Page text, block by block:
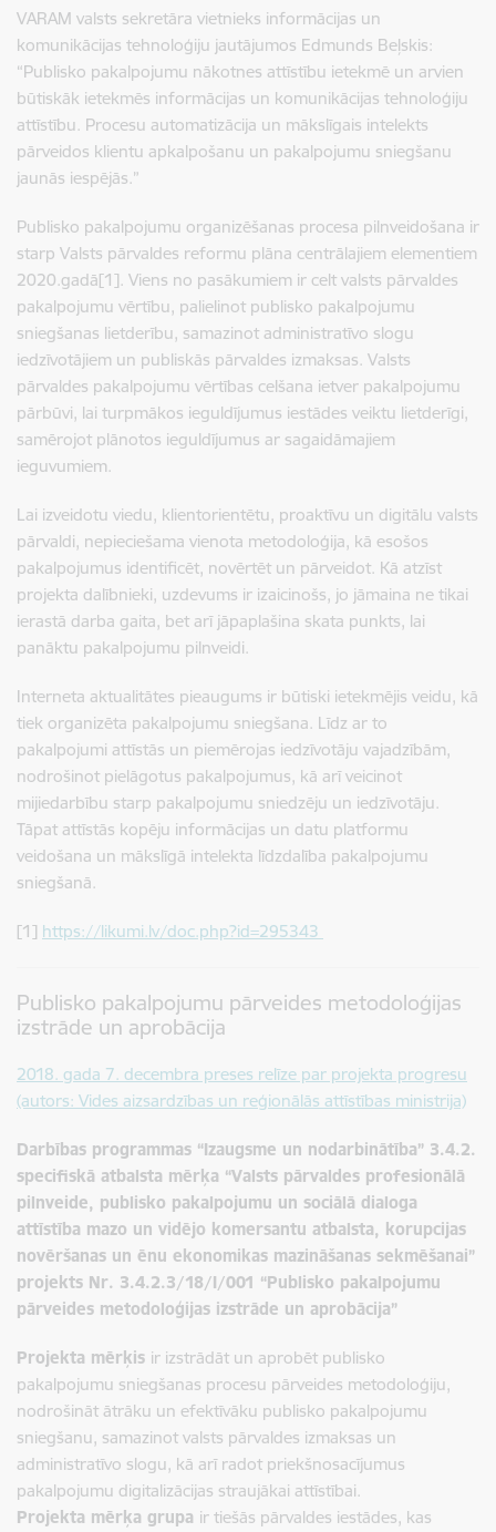
VARAM valsts sekretāra vietnieks informācijas un
komunikācijas tehnoloģiju jautājumos Edmunds Beļskis:
“Publisko pakalpojumu nākotnes attīstību ietekmē un arvien
būtiskāk ietekmēs informācijas un komunikācijas tehnoloģiju
attīstību. Procesu automatizācija un mākslīgais intelekts
pārveidos klientu apkalpošanu un pakalpojumu sniegšanu
jaunās iespējās.”
Publisko pakalpojumu organizēšanas procesa pilnveidošana ir
starp Valsts pārvaldes reformu plāna centrālajiem elementiem
2020.gadā[1]. Viens no pasākumiem ir celt valsts pārvaldes
pakalpojumu vērtību, palielinot publisko pakalpojumu
sniegšanas lietderību, samazinot administratīvo slogu
iedzīvotājiem un publiskās pārvaldes izmaksas. Valsts
pārvaldes pakalpojumu vērtības celšana ietver pakalpojumu
pārbūvi, lai turpmākos ieguldījumus iestādes veiktu lietderīgi,
samērojot plānotos ieguldījumus ar sagaidāmajiem
ieguvumiem.
Lai izveidotu viedu, klientorientētu, proaktīvu un digitālu valsts
pārvaldi, nepieciešama vienota metodoloģija, kā esošos
pakalpojumus identificēt, novērtēt un pārveidot. Kā atzīst
projekta dalībnieki, uzdevums ir izaicinošs, jo jāmaina ne tikai
ierastā darba gaita, bet arī jāpaplašina skata punkts, lai
panāktu pakalpojumu pilnveidi.
Interneta aktualitātes pieaugums ir būtiski ietekmējis veidu, kā
tiek organizēta pakalpojumu sniegšana. Līdz ar to
pakalpojumi attīstās un piemērojas iedzīvotāju vajadzībām,
nodrošinot pielāgotus pakalpojumus, kā arī veicinot
mijiedarbību starp pakalpojumu sniedzēju un iedzīvotāju.
Tāpat attīstās kopēju informācijas un datu platformu
veidošana un mākslīgā intelekta līdzdalība pakalpojumu
sniegšanā.
[1] https://likumi.lv/doc.php?id=295343
Publisko pakalpojumu pārveides metodoloģijas
izstrāde un aprobācija
2018. gada 7. decembra preses relīze par projekta progresu
(autors: Vides aizsardzības un reģionālās attīstības ministrija)
Darbības programmas “Izaugsme un nodarbinātība” 3.4.2.
specifiskā atbalsta mērķa “Valsts pārvaldes profesionālā
pilnveide, publisko pakalpojumu un sociālā dialoga
attīstība mazo un vidējo komersantu atbalsta, korupcijas
novēršanas un ēnu ekonomikas mazināšanas sekmēšanai”
projekts Nr. 3.4.2.3/18/I/001 “Publisko pakalpojumu
pārveides metodoloģijas izstrāde un aprobācija”
Projekta mērķis ir izstrādāt un aprobēt publisko
pakalpojumu sniegšanas procesu pārveides metodoloģiju,
nodrošināt ātrāku un efektīvāku publisko pakalpojumu
sniegšanu, samazinot valsts pārvaldes izmaksas un
administratīvo slogu, kā arī radot priekšnosacījumus
pakalpojumu digitalizācijas straujākai attīstībai.
Projekta mērķa grupa ir tiešās pārvaldes iestādes, kas